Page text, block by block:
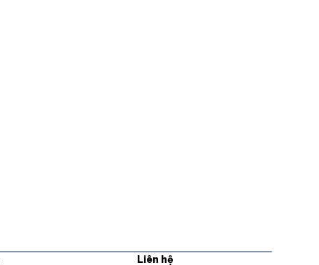
Liên hệ